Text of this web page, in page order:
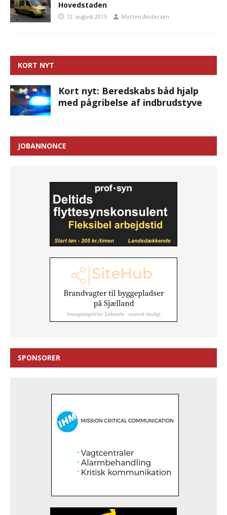
Hovedstaden
12. august 2015 Morten Andersen
KORT NYT
Kort nyt: Beredskabs båd hjalp
med pågribelse af indbrudstyve
JOBANNONCE
SPONSORER